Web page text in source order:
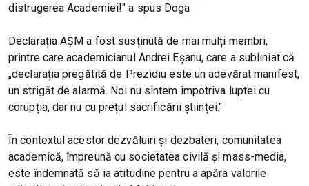
distrugerea Academiei!" a spus Doga
Declarația AȘM a fost susținută de mai mulți membri,
printre care academicianul Andrei Eșanu, care a subliniat că
„declarația pregătită de Prezidiu este un adevărat manifest,
un strigăt de alarmă. Noi nu sîntem împotriva luptei cu
corupția, dar nu cu prețul sacrificării științei."
În contextul acestor dezvăluiri și dezbateri, comunitatea
academică, împreună cu societatea civilă și mass-media,
este îndemnată să ia atitudine pentru a apăra valorile